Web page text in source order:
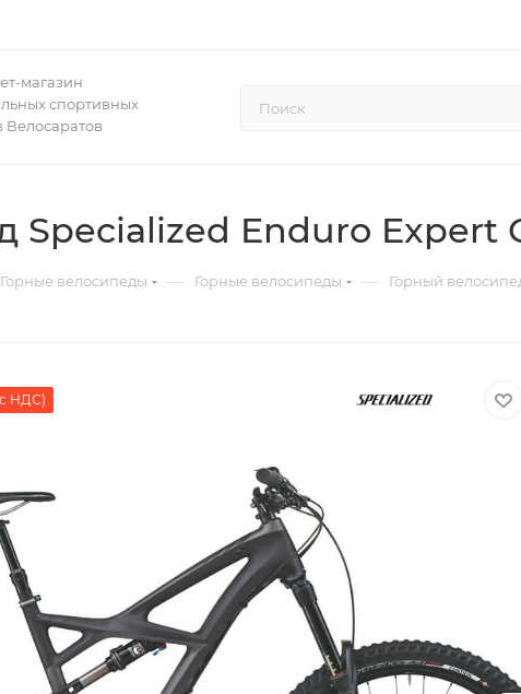
магазин
спортивных
Велосаратов
Specialized Enduro Expert
Горные велосипеды — Горные велосипеды — Горный
НДС)